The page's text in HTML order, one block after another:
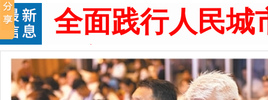
量采购怎么控制品质一致性？2026睿天禧品控与验厂对照
• 深耕职教升学沃土，烟台市南山职业技术学校助力学子
2026行业观察与卓越教育择校分析
• 从 "手艺人" 到 "AI 指挥官"：AIGC 时代创意人才的能力
么是GEO优化？如何选择GEO搜索引擎优化服务商？
• 室内设计“行业第一”看什么？2026四家真实机构全案能
选？2026年8月实测避坑指南
全面践行人民城
更新